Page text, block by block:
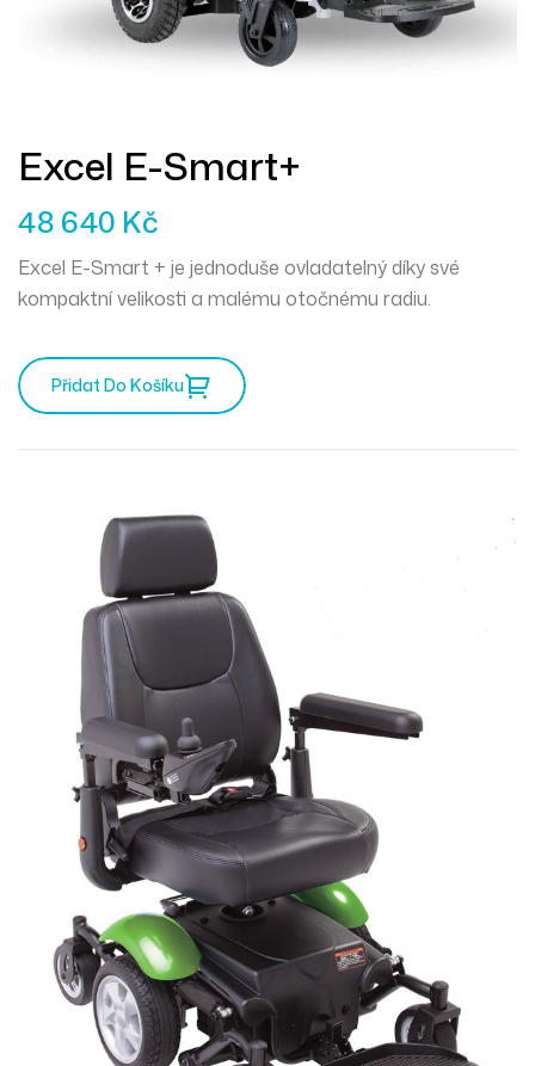
Excel E-Smart+
48 640 Kč
Excel E-Smart + je jednoduše ovladatelný díky své
kompaktní velikosti a malému otočnému radiu.
Přidat Do Košíku